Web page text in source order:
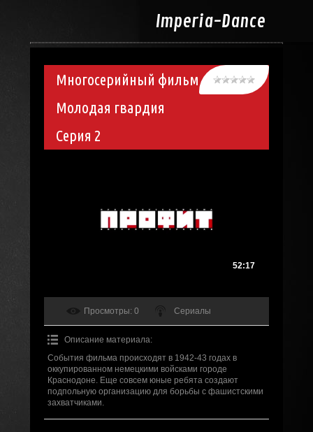
Imperia-Dance
Многосерийный фильм
Молодая гвардия
Серия 2
52:17
Просмотры: 0 Сериалы
Описание материала:
События фильма происходят в 1942-43 годах в
оккупированном немецкими войсками городе
Краснодоне. Еще совсем юные ребята создают
подпольную организацию для борьбы с фашистскими
захватчиками.